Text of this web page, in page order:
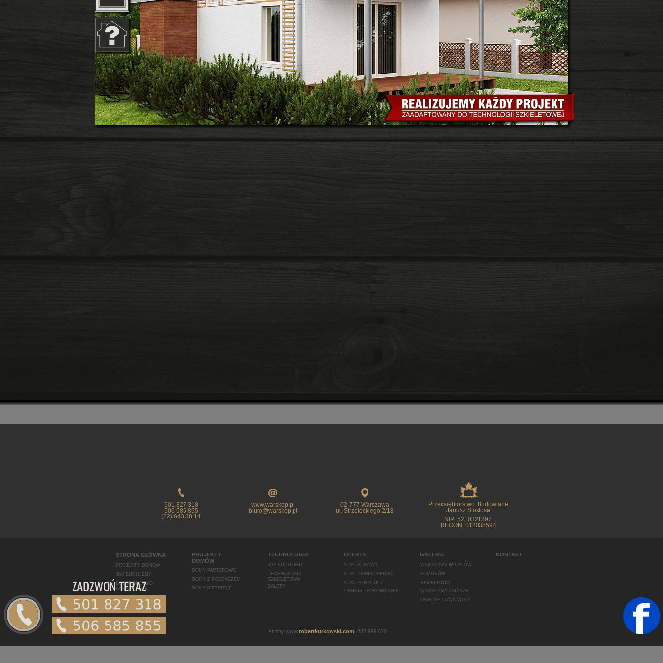
ZADZWOŃ TERAZ
501 827 318
506 585 855
(22) 643 38 14
www.warskop.pl
biuro@warskop.pl
02-777 Warszawa
ul. Strzeleckiego 2/18
Przedsiębiorstwo Budowlane
Janusz Stokłosa
NIP: 5210321397
REGON: 012038594
STRONA GŁÓWNA
PROJEKTY DOMÓW
JAK BUDUJEMY
BUDOWNICTWO
KANADYJSKIE
PROJEKTY
DOMÓW
DOMY PARTEROWE
DOMY Z PODDASZEM
DOMY PIĘTROWE
TECHNOLOGIA
JAK BUDUJEMY
TECHNOLOGIA
SZKIELETOWA
ZALETY
OFERTA
STAN SUROWY
STAN DEWELOPERSKI
STAN POD KLUCZ
CENNIK - PORÓWNANIE
GALERIA
WARSZAWA WILANÓW
KOMORÓW
REMBERTÓW
WARSZAWA ZACISZE
OSIEDLE NOWA WOLA
KONTAKT
strony www robertkurkowski.com 888 999 620